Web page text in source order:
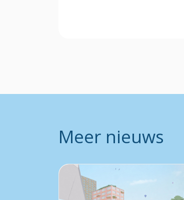
Meer nieuws